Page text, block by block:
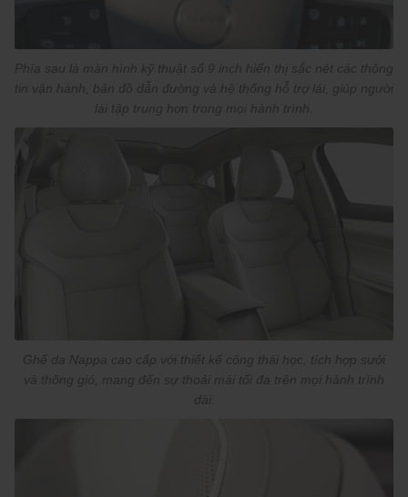
Phía sau là màn hình kỹ thuật số 9 inch hiển thị sắc nét các thông
tin vận hành, bản đồ dẫn đường và hệ thống hỗ trợ lái, giúp người
lái tập trung hơn trong mọi hành trình.
Ghế da Nappa cao cấp với thiết kế công thái học, tích hợp sưởi
và thông gió, mang đến sự thoải mái tối đa trên mọi hành trình
dài.